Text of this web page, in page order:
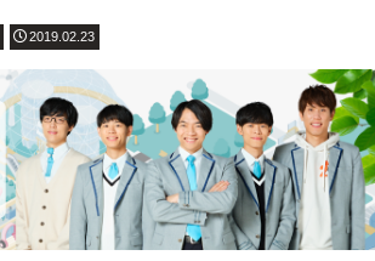
2019.02.23